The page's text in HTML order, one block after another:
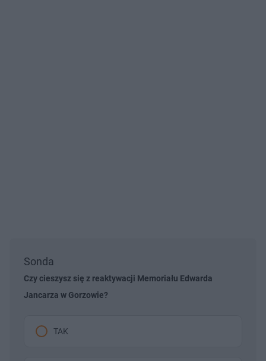
Sonda
Czy cieszysz się z reaktywacji Memoriału Edwarda
Jancarza w Gorzowie?
TAK